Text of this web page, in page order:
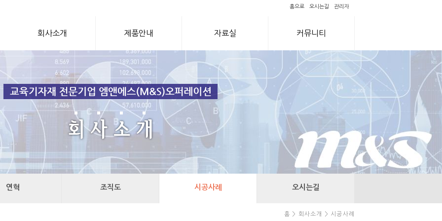
홈으로 오시는길 관리자
회사소개 제품안내 자료실 커뮤니티
연혁 조직도 시공사례 오시는길
홈 > 회사소개 > 시공사례